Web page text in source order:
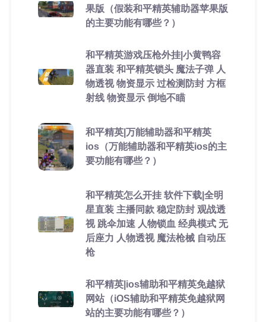
果版（假装和平精英辅助器苹果版
的主要功能有哪些？）
和平精英游戏压枪外挂|小黄鸭容
器直装 和平精英锁头 魔法子弹 人
物透视 物资显示 过检测防封 方框
射线 物资显示 倒地不瞄
和平精英|万能辅助器和平精英
ios（万能辅助器和平精英ios的主
要功能有哪些？）
和平精英怎么开挂 软件下载|全明
星直装 主播同款 稳定防封 观战透
视 跳伞加速 人物锁血 经典模式 无
后座力 人物透视 魔法枪械 自动压
枪
和平精英|ios辅助和平精英免越狱
网站（iOS辅助和平精英免越狱网
站的主要功能有哪些？）